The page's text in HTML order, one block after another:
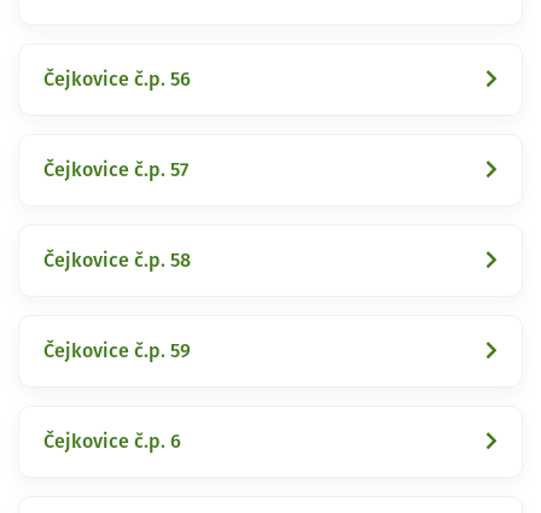
Čejkovice č.p. 56
Čejkovice č.p. 57
Čejkovice č.p. 58
Čejkovice č.p. 59
Čejkovice č.p. 6